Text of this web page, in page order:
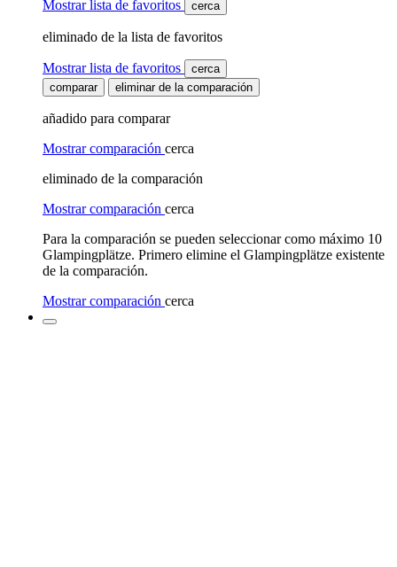
Mostrar lista de favoritos cerca
eliminado de la lista de favoritos
Mostrar lista de favoritos
cerca
comparar
eliminar de la comparación
añadido para comparar
Mostrar comparación cerca
eliminado de la comparación
Mostrar comparación cerca
Para la comparación se pueden seleccionar como máximo 10
Glampingplätze. Primero elimine el Glampingplätze existente
de la comparación.
Mostrar comparación cerca